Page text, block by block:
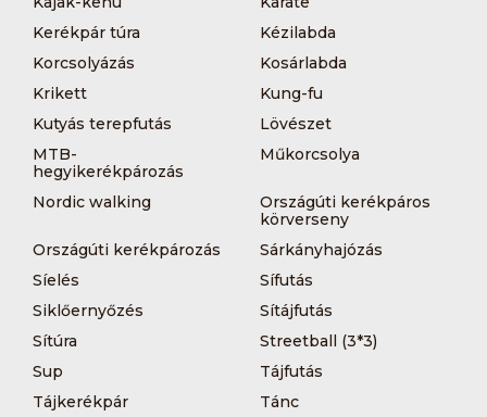
Kerékpár túra
Kézilabda
Korcsolyázás
Kosárlabda
Krikett
Kung-fu
Kutyás terepfutás
Lövészet
MTB-
hegyikerékpározás
Műkorcsolya
Nordic walking
Országúti kerékpáros
körverseny
Országúti kerékpározás
Sárkányhajózás
Síelés
Sífutás
Siklőernyőzés
Sítájfutás
Sítúra
Streetball (3*3)
Sup
Tájfutás
Tájkerékpár
Tánc